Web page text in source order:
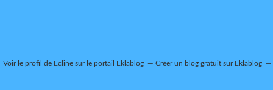
Voir le profil de Ecline sur le portail Eklablog Créer un blog gratuit sur Eklablog